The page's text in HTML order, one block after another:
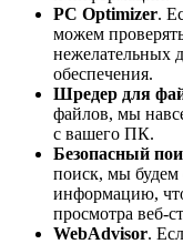
PC Optimizer.
можем
нежелательных
обеспечения.
Шредер для
файлов, мы
с вашего ПК.
Безопасный
поиск, мы будем
информацию,
просмотра веб-
WebAdvisor.